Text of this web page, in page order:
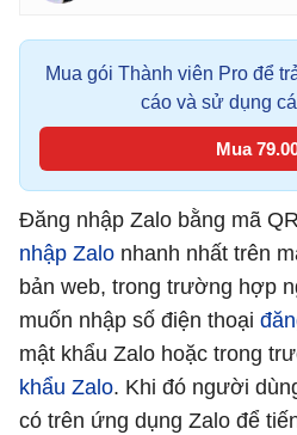
Mua gói Thành viên Pro để
cáo và sử dụng
Mua
Đăng nhập Zalo bằng mã
nhập Zalo nhanh nhất trên
bản web, trong trường hợp
muốn nhập số điện thoại
mật khẩu Zalo hoặc trong
khẩu Zalo. Khi đó người
có trên ứng dụng Zalo để